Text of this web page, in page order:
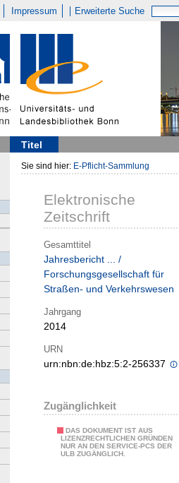
Impressum Erweiterte Suche
Titel
Sie sind hier: E-Pflicht-Sammlung
Elektronische
Zeitschrift
Gesamttitel
Jahresbericht ... /
Forschungsgesellschaft für
Straßen- und Verkehrswesen
Jahrgang
2014
URN
urn:nbn:de:hbz:5:2-256337
Zugänglichkeit
DAS DOKUMENT IST AUS
LIZENZRECHTLICHEN GRÜNDEN
NUR AN DEN SERVICE-PCS DER
ULB ZUGÄNGLICH.